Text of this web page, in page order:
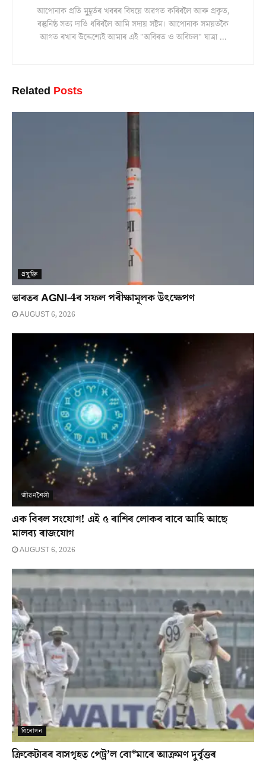
আপোনাক প্ৰতি মুহূৰ্তৰ খবৰৰ বিষয়ে অৱগত কৰিবলৈ আৰু প্ৰকৃত,
বস্তুনিষ্ঠ সত্য দাঙি ধৰিবলৈ আমি সদায় সষ্টম। আপোনাক সময়তকৈ
আগত ৰখাৰ উদ্দেশ্যেই আমাৰ এই "অবিৰত ও অবিচল" যাত্ৰা ...
Related Posts
প্ৰযুক্তি
ভাৰতৰ AGNI-4ৰ সফল পৰীক্ষামূলক উৎক্ষেপণ
AUGUST 6, 2026
জীৱনশৈলী
এক বিৰল সংযোগ! এই ৫ ৰাশিৰ লোকৰ বাবে আহি আছে
মালব্য ৰাজযোগ
AUGUST 6, 2026
বিনোদন
ক্ৰিকেটাৰৰ বাসগৃহত পেট্ৰ’ল বো*মাৰে আক্ৰমণ দুৰ্বৃত্তৰ